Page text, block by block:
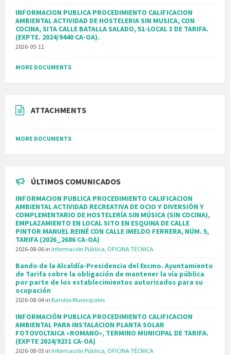
INFORMACION PUBLICA PROCEDIMIENTO CALIFICACION
AMBIENTAL ACTIVIDAD DE HOSTELERIA SIN MUSICA, CON
COCINA, SITA CALLE BATALLA SALADO, 51-LOCAL 3 DE TARIFA.
(EXPTE. 2024/9440 CA-OA).
2026-05-11
MORE DOCUMENTS
ATTACHMENTS
MORE DOCUMENTS
ÚLTIMOS COMUNICADOS
INFORMACION PUBLICA PROCEDIMIENTO CALIFICACION
AMBIENTAL ACTIVIDAD RECREATIVA DE OCIO Y DIVERSIÓN Y
COMPLEMENTARIO DE HOSTELERÍA SIN MÚSICA (SIN COCINA),
EMPLAZAMIENTO EN LOCAL SITO EN ESQUINA DE CALLE
PINTOR MANUEL REINÉ CON CALLE IMELDO FERRERA, NÚM. 5,
TARIFA (2026_2686 CA-OA)
2026-08-06 in Información Pública OFICINA TÉCNICA
Bando de la Alcaldía-Presidencia del Excmo. Ayuntamiento
de Tarifa sobre la obligación de mantener la vía pública
por parte de los establecimientos autorizados para su
ocupación
2026-08-04 in Bandos Municipales
INFORMACIÓN PUBLICA PROCEDIMIENTO CALIFICACION
AMBIENTAL PARA INSTALACION PLANTA SOLAR
FOTOVOLTAICA «ROMANO», TERMINO MUNICIPAL DE TARIFA.
(EXPTE 2024/9231 CA-OA)
2026-08-03 in Información Pública OFICINA TÉCNICA